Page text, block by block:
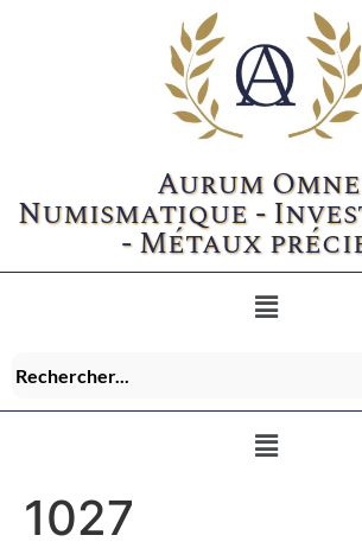
Aurum
Numismatique -
- Métaux
1027